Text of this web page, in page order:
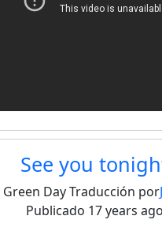
See you
Green DayTraducción por
Publicado 17 years ago